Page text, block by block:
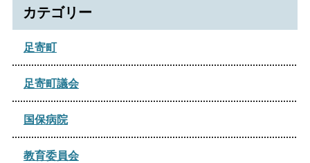
2025年04月
2025年02月
2024年05月
2024年04月
2024年03月
2024年02月
2022年04月
2022年02月
2021年09月
2021年07月
2021年05月
カテゴリー
足寄町
足寄町議会
国保病院
教育委員会